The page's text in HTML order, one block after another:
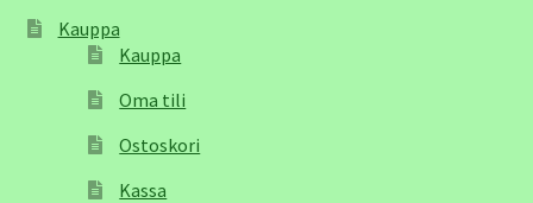
Kauppa
Kauppa
Oma tili
Ostoskori
Kassa